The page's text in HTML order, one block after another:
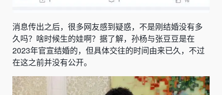
消息传出之后，很多网友感到疑惑，不是刚结婚没有多
久吗？啥时候生的娃啊？据了解，孙杨与张豆豆是在
2023年官宣结婚的，但具体交往的时间由来已久，不过
在这之前并没有公开。